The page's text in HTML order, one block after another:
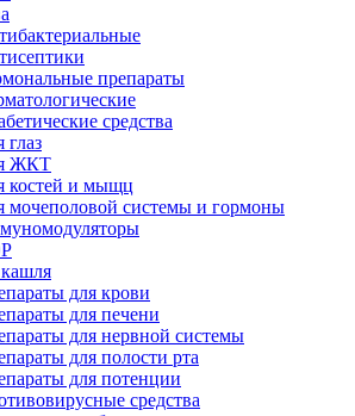
препараты
средства
глаз
ЖКТ
костей и мыщц
мочеполовой системы и гормоны
для крови
для печени
для нервной системы
для полости рта
для потенции
средства